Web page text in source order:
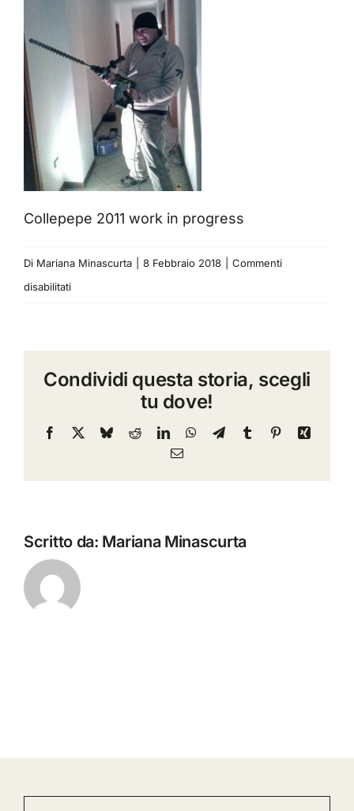
Collepepe 2011 work in progress
Di Mariana Minascurta 8 Febbraio 2018
Commenti
disabilitatisu
in
Condividi questa storia, scegli
tu dove!
Facebook BlueskyRedditLinkedInWhatsApp
TelegramTumblr PinterestXing
Email
Scritto da: Mariana Minascurta